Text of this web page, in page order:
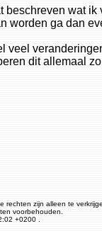
beschreven wat
worden ga dan
veel
dit allemaal
rechten zijn alleen te
voorbehouden.
+0200 .